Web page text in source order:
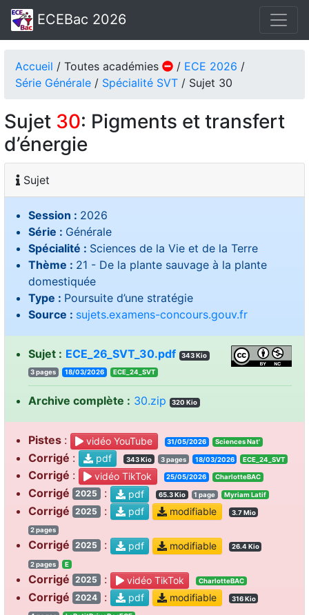
ECEBac 2026
Accueil / Toutes académies / ECE 2026 /
Série Générale / Spécialité SVT / Sujet 30
Sujet 30: Pigments et transfert
d’énergie
Sujet
Session : 2026
Série : Générale
Spécialité : Sciences de la Vie et de la Terre
Thème : 21 - De la plante sauvage à la plante
domestiquée
Type : Poursuite d’une stratégie
Source : sujets.examens-concours.gouv.fr
Sujet : ECE_26_SVT_30.pdf 343 Kio
3 pages 18/03/2026 ECE_24_SVT
Archive complète : 30.zip 320 Kio
Pistes : vidéo YouTube 31/05/2026 Sciences Nat'
Corrigé : pdf 343 Kio 3 pages 18/03/2026 ECE_24_SVT
Corrigé : vidéo TikTok 25/05/2026 CharlotteBAC
Corrigé 2025 : pdf 65.3 Kio 1 page Myriam Latif
Corrigé 2025 : pdf modifiable 3.7 Mio
2 pages
Corrigé 2025 : pdf modifiable 26.4 Kio
2 pages E
Corrigé 2025 : vidéo TikTok CharlotteBAC
Corrigé 2024 : pdf modifiable 316 Kio